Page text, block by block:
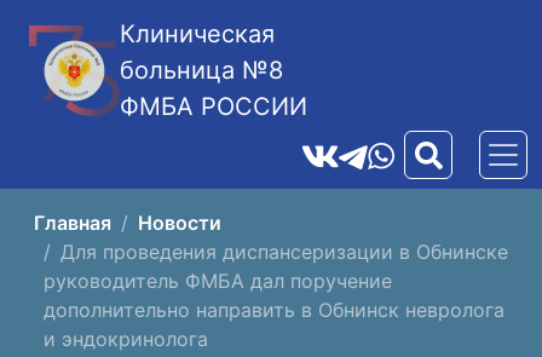
Клиническая
больница №8
ФМБА РОССИИ
Главная
Новости
Для проведения диспансеризации в Обнинске
руководитель ФМБА дал поручение
дополнительно направить в Обнинск невролога
и эндокринолога